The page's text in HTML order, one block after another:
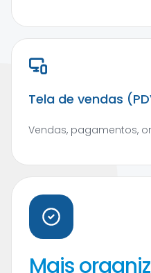
Tela de vendas
Vendas, pagamentos,
Mais